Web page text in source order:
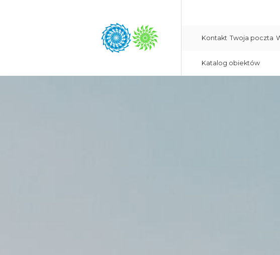
Kontakt Twoja poczta
Katalog obiektów